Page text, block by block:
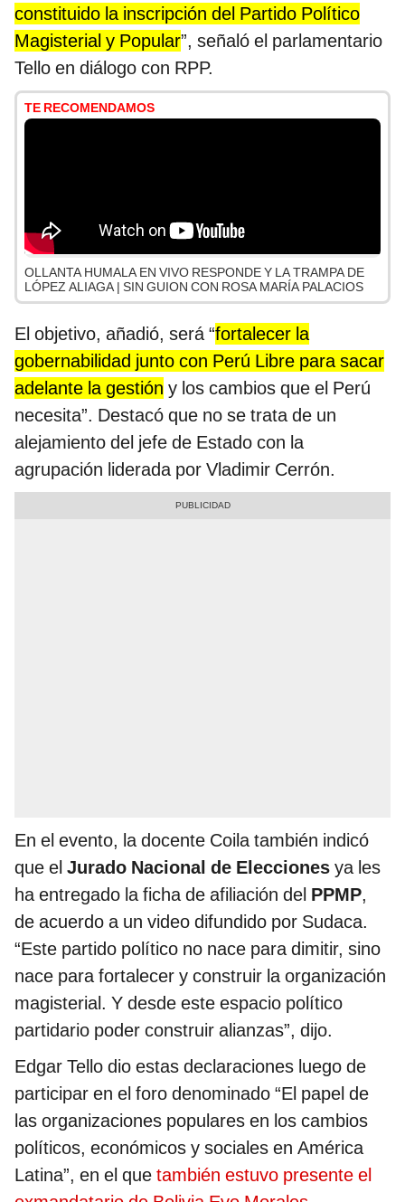
constituido la inscripción del Partido Político
Magisterial y Popular”, señaló el parlamentario
Tello en diálogo con RPP.
TE RECOMENDAMOS
OLLANTA HUMALA EN VIVO RESPONDE Y LA TRAMPA DE
LÓPEZ ALIAGA | SIN GUION CON ROSA MARÍA PALACIOS
El objetivo, añadió, será “fortalecer la
gobernabilidad junto con Perú Libre para sacar
adelante la gestión y los cambios que el Perú
necesita”. Destacó que no se trata de un
alejamiento del jefe de Estado con la
agrupación liderada por Vladimir Cerrón.
En el evento, la docente Coila también indicó
que el Jurado Nacional de Elecciones ya les
ha entregado la ficha de afiliación del PPMP,
de acuerdo a un video difundido por Sudaca.
“Este partido político no nace para dimitir, sino
nace para fortalecer y construir la organización
magisterial. Y desde este espacio político
partidario poder construir alianzas”, dijo.
Edgar Tello dio estas declaraciones luego de
participar en el foro denominado “El papel de
las organizaciones populares en los cambios
políticos, económicos y sociales en América
Latina”, en el que también estuvo presente el